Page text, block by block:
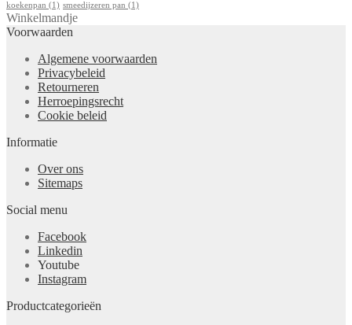
koekenpan (1) smeedijzeren pan (1)
Winkelmandje
Voorwaarden
Algemene voorwaarden
Privacybeleid
Retourneren
Herroepingsrecht
Cookie beleid
Informatie
Over ons
Sitemaps
Social menu
Facebook
Linkedin
Youtube
Instagram
Productcategorieën